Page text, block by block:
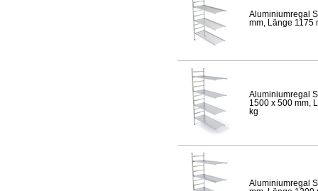
Aluminiumregal
mm, Länge 1175
Aluminiumregal
1500 x 500 mm,
kg
Aluminiumregal